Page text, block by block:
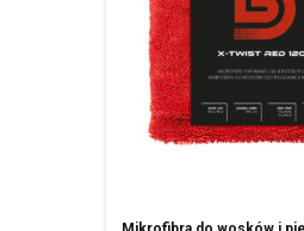
spółki należące do grupy
Pani/Pana dane osobowe
odwołania zgody na korzystanie z
Posiada Pan/i prawo dostępu do
sprostowania, usunięcia,
przenoszenia danych, prawo